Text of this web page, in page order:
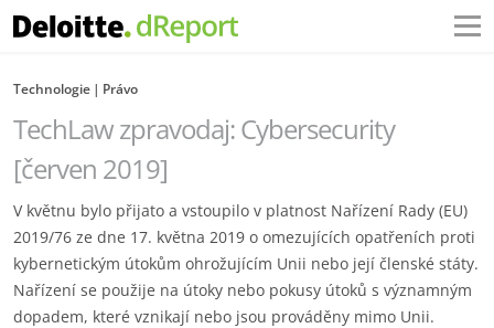
Technologie Právo
TechLaw zpravodaj: Cybersecurity
[červen 2019]
V květnu bylo přijato a vstoupilo v platnost Nařízení Rady (EU)
2019/76 ze dne 17. května 2019 o omezujících opatřeních proti
kybernetickým útokům ohrožujícím Unii nebo její členské státy.
Nařízení se použije na útoky nebo pokusy útoků s významným
dopadem, které vznikají nebo jsou prováděny mimo Unii.